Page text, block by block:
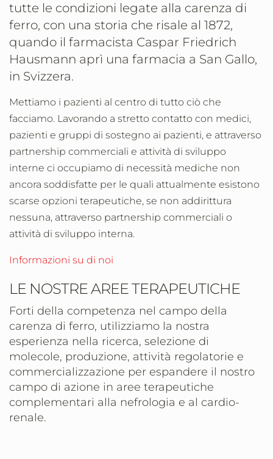
tutte le condizioni legate alla carenza di
ferro, con una storia che risale al 1872,
quando il farmacista Caspar Friedrich
Hausmann aprì una farmacia a San Gallo,
in Svizzera.
Mettiamo i pazienti al centro di tutto ciò che
facciamo. Lavorando a stretto contatto con medici,
pazienti e gruppi di sostegno ai pazienti, e attraverso
partnership commerciali e attività di sviluppo
interne ci occupiamo di necessità mediche non
ancora soddisfatte per le quali attualmente esistono
scarse opzioni terapeutiche, se non addirittura
nessuna, attraverso partnership commerciali o
attività di sviluppo interna.
Informazioni su di noi
LE NOSTRE AREE TERAPEUTICHE
Forti della competenza nel campo della
carenza di ferro, utilizziamo la nostra
esperienza nella ricerca, selezione di
molecole, produzione, attività regolatorie e
commercializzazione per espandere il nostro
campo di azione in aree terapeutiche
complementari alla nefrologia e al cardio-
renale.